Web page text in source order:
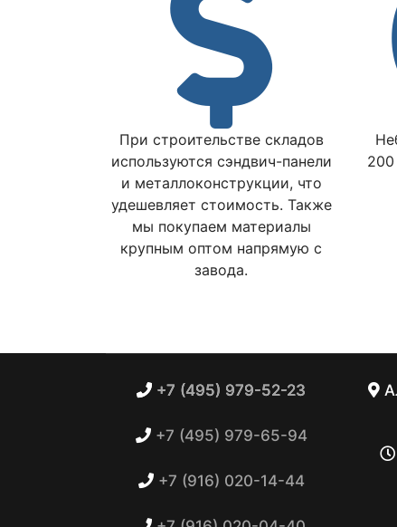
При строительстве складов
используются сэндвич-панели
и металлоконструкции, что
удешевляет стоимость. Также
мы покупаем материалы
крупным оптом напрямую с
завода.
+7 (495) 979-52-23
+7 (495) 979-65-94
+7 (916) 020-14-44